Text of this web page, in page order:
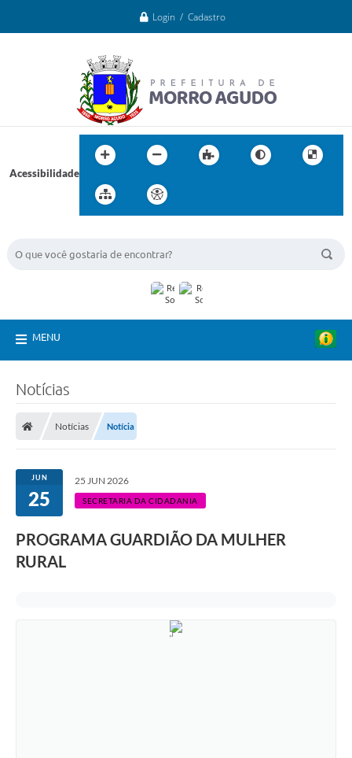
Login / Cadastro
Acessibilidade
MENU
Notícias
Notícias Notícia
JUN
25
25 JUN 2026
SECRETARIA DA CIDADANIA
PROGRAMA GUARDIÃO DA MULHER
RURAL